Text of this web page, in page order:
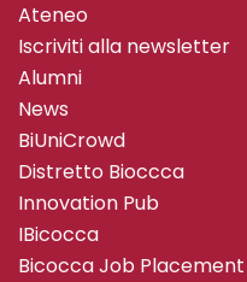
Ateneo
Iscriviti alla newsletter
Alumni
News
BiUniCrowd
Distretto Bioccca
Innovation Pub
IBicocca
Bicocca Job Placement